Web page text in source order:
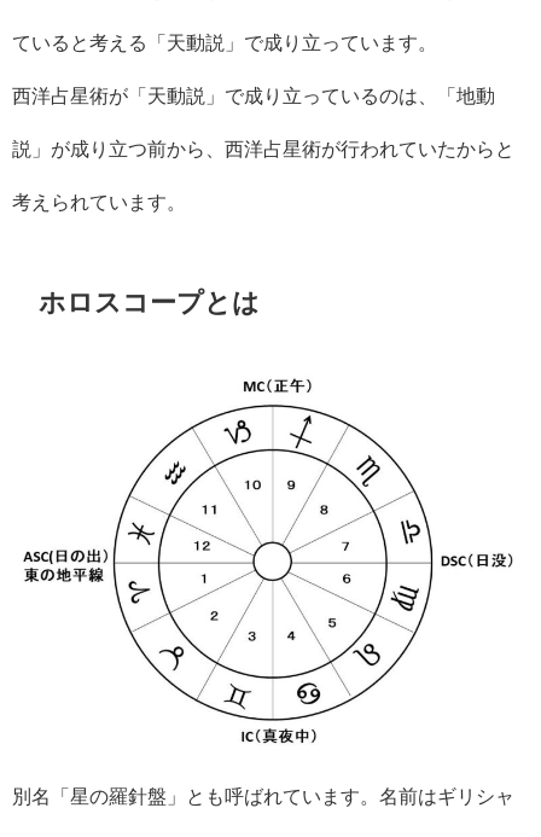
ていると考える「天動説」で成り立っています。
西洋占星術が「天動説」で成り立っているのは、「地動
説」が成り立つ前から、西洋占星術が行われていたからと
考えられています。
ホロスコープとは
別名「星の羅針盤」とも呼ばれています。名前はギリシャ